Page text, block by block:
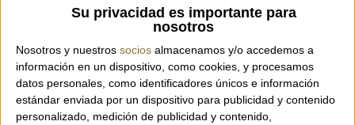
Su privacidad es importante para
nosotros
Nosotros y nuestros socios almacenamos y/o accedemos a
información en un dispositivo, como cookies, y procesamos
datos personales, como identificadores únicos e información
estándar enviada por un dispositivo para publicidad y contenido
personalizado, medición de publicidad y contenido,
Extra-soft glove with leather back – Elegant,
warm and touchscreen-friendly